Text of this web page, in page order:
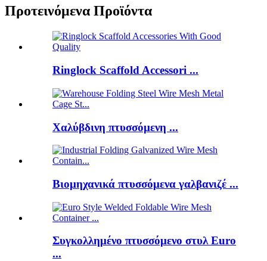
Προτεινόμενα Προϊόντα
Ringlock Scaffold Accessori ...
Χαλύβδινη πτυσσόμενη ...
Βιομηχανικά πτυσσόμενα γαλβανιζέ ...
Συγκολλημένο πτυσσόμενο στυλ Euro
...